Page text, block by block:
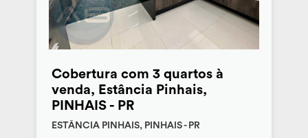
Cobertura com 3 quartos à
venda, Estância Pinhais,
PINHAIS - PR
ESTÂNCIA PINHAIS, PINHAIS - PR